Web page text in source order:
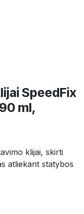
SpeedFix
ml,
klijai, skirti
atliekant statybos